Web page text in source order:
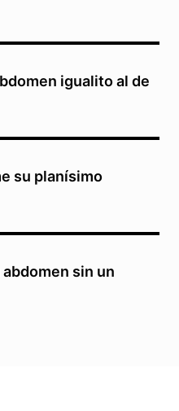
igualito al de
su planísimo
sin un